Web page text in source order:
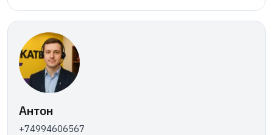
Антон
+74994606567